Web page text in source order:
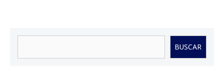
BUSCAR